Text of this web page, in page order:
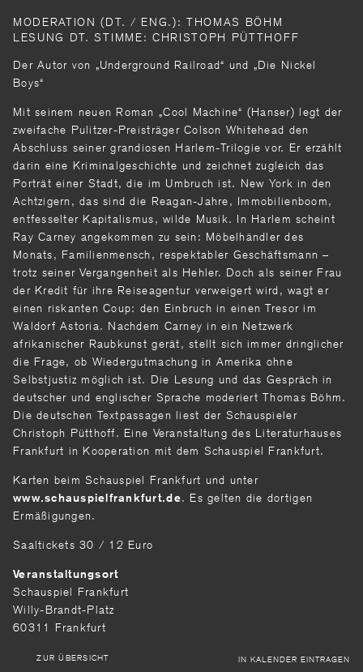
MODERATION (DT. / ENG.): THOMAS BÖHM
LESUNG DT. STIMME: CHRISTOPH PÜTTHOFF
Der Autor von „Underground Railroad“ und „Die Nickel
Boys“
Mit seinem neuen Roman „Cool Machine“ (Hanser) legt der
zweifache Pulitzer-Preisträger Colson White­head den
Abschluss seiner grandio­sen Harlem-Trilogie vor. Er erzählt
darin eine Kri­minalgeschichte und zeichnet zugleich das
Porträt einer Stadt, die im Umbruch ist. New York in den
Achtzigern, das sind die Reagan-Jahre, Immobilienboom,
entfesselter Kapitalismus, wilde Musik. In Harlem scheint
Ray Carney angekom­men zu sein: Möbelhändler des
Monats, Familien­mensch, respektabler Geschäftsmann –
trotz sei­ner Vergangenheit als Hehler. Doch als seiner Frau
der Kredit für ihre Reiseagentur verweigert wird, wagt er
einen riskanten Coup: den Einbruch in einen Tresor im
Waldorf Astoria. Nachdem Carney in ein Netzwerk
afrikanischer Raubkunst gerät, stellt sich immer dringlicher
die Frage, ob Wiedergutmachung in Amerika ohne
Selbstjustiz möglich ist. Die Lesung und das Gespräch in
deutscher und englischer Sprache moderiert Thomas Böhm.
Die deutschen Textpassagen liest der Schauspieler
Christoph Pütthoff. Eine Veran­staltung des Literaturhauses
Frankfurt in Koope­ration mit dem Schauspiel Frankfurt.
Karten beim Schauspiel Frankfurt und unter
www.schauspielfrankfurt.de. Es gelten die dortigen
Ermäßigungen.
Saaltickets 30 / 12 Euro
Veranstaltungsort
Schauspiel Frankfurt
Willy-Brandt-Platz
60311 Frankfurt
ZUR ÜBERSICHT IN KALENDER EINTRAGEN